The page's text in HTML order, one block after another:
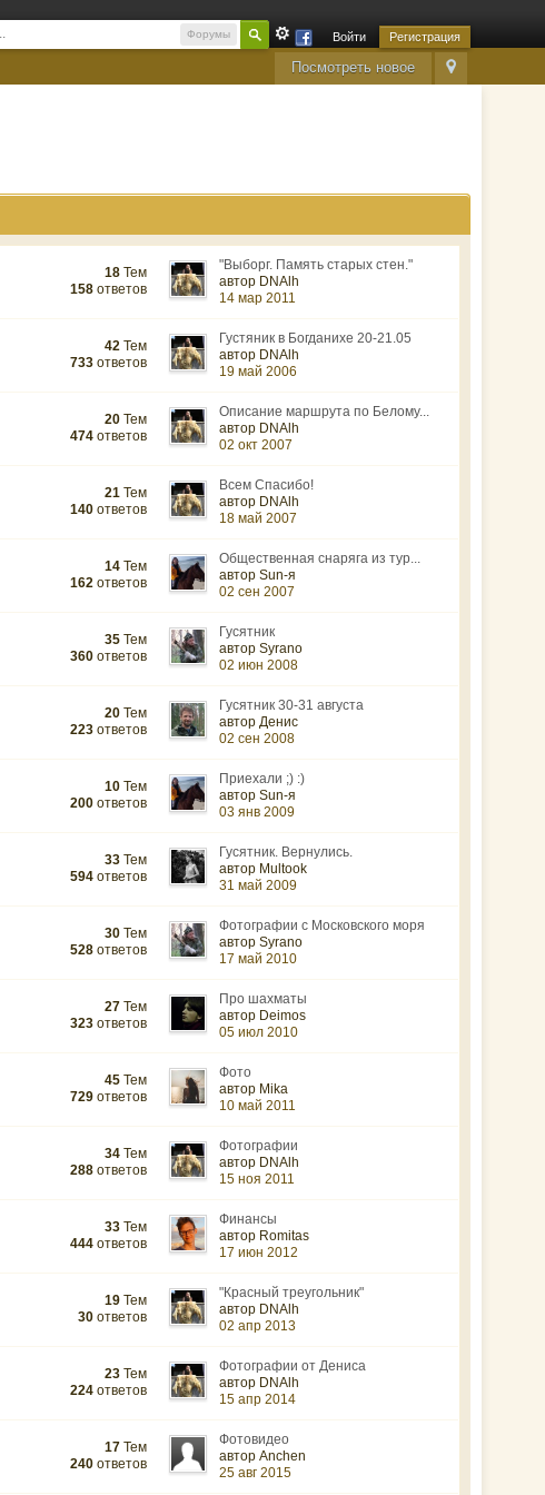
Форумы Войти Регистрация
Посмотреть новое
18 Тем
158 ответов
"Выборг. Память старых стен."
автор DNAlh
14 мар 2011
42 Тем
733 ответов
Густяник в Богданихе 20-21.05
автор DNAlh
19 май 2006
20 Тем
474 ответов
Описание маршрута по Белому...
автор DNAlh
02 окт 2007
21 Тем
140 ответов
Всем Спасибо!
автор DNAlh
18 май 2007
14 Тем
162 ответов
Общественная снаряга из тур...
автор Sun-я
02 сен 2007
35 Тем
360 ответов
Гусятник
автор Syrano
02 июн 2008
20 Тем
223 ответов
Гусятник 30-31 августа
автор Денис
02 сен 2008
10 Тем
200 ответов
Приехали ;) :)
автор Sun-я
03 янв 2009
33 Тем
594 ответов
Гусятник. Вернулись.
автор Multook
31 май 2009
30 Тем
528 ответов
Фотографии с Московского моря
автор Syrano
17 май 2010
27 Тем
323 ответов
Про шахматы
автор Deimos
05 июл 2010
45 Тем
729 ответов
Фото
автор Mika
10 май 2011
34 Тем
288 ответов
Фотографии
автор DNAlh
15 ноя 2011
33 Тем
444 ответов
Финансы
автор Romitas
17 июн 2012
19 Тем
30 ответов
"Красный треугольник"
автор DNAlh
02 апр 2013
23 Тем
224 ответов
Фотографии от Дениса
автор DNAlh
15 апр 2014
17 Тем
240 ответов
Фотовидео
автор Anchen
25 авг 2015